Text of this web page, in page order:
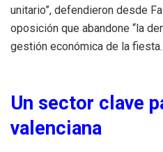
unitario”, defendieron desde
oposición que abandone “la
gestión económica de la fiesta.
Un sector clave
valenciana